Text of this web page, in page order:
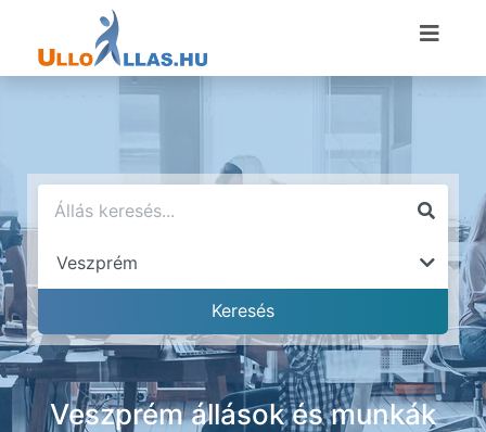
Veszprém állások és munkák